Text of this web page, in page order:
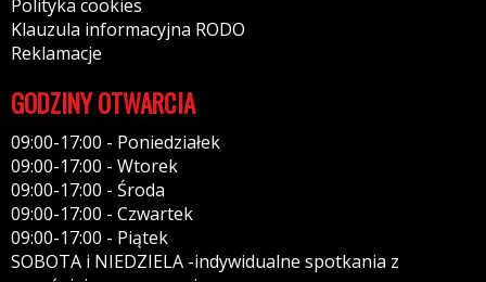
Polityka cookies
Klauzula informacyjna RODO
Reklamacje
GODZINY OTWARCIA
09:00-17:00 - Poniedziałek
09:00-17:00 - Wtorek
09:00-17:00 - Środa
09:00-17:00 - Czwartek
09:00-17:00 - Piątek
SOBOTA i NIEDZIELA -indywidualne spotkania z